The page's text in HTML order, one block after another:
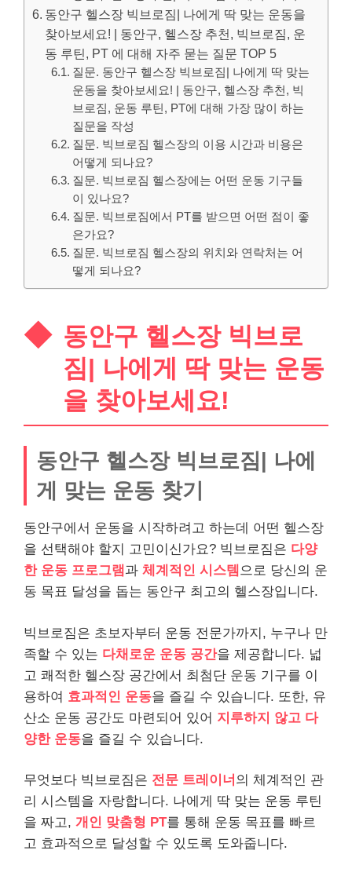
동안구 헬스장 빅브로짐| 나에게 딱 맞는 운동을
찾아보세요! | 동안구, 헬스장 추천, 빅브로짐, 운
동 루틴, PT 에 대해 자주 묻는 질문 TOP 5
질문. 동안구 헬스장 빅브로짐| 나에게 딱 맞는
운동을 찾아보세요! | 동안구, 헬스장 추천, 빅
브로짐, 운동 루틴, PT에 대해 가장 많이 하는
질문을 작성
질문. 빅브로짐 헬스장의 이용 시간과 비용은
어떻게 되나요?
질문. 빅브로짐 헬스장에는 어떤 운동 기구들
이 있나요?
질문. 빅브로짐에서 PT를 받으면 어떤 점이 좋
은가요?
질문. 빅브로짐 헬스장의 위치와 연락처는 어
떻게 되나요?
동안구 헬스장 빅브로
짐| 나에게 딱 맞는 운동
을 찾아보세요!
동안구 헬스장 빅브로짐| 나에
게 맞는 운동 찾기
동안구에서 운동을 시작하려고 하는데 어떤 헬스장
을 선택해야 할지 고민이신가요? 빅브로짐은 다양
한 운동 프로그램 과 체계적인 시스템 으로 당신의 운
동 목표 달성을 돕는 동안구 최고의 헬스장입니다.
빅브로짐은 초보자부터 운동 전문가까지, 누구나 만
족할 수 있는 다채로운 운동 공간을 제공합니다. 넓
고 쾌적한 헬스장 공간에서 최첨단 운동 기구를 이
용하여 효과적인 운동을 즐길 수 있습니다. 또한, 유
산소 운동 공간도 마련되어 있어 지루하지 않고 다
양한 운동을 즐길 수 있습니다.
무엇보다 빅브로짐은 전문 트레이너 의 체계적인 관
리 시스템을 자랑합니다. 나에게 딱 맞는 운동 루틴
을 짜고, 개인 맞춤형 PT를 통해 운동 목표를 빠르
고 효과적으로 달성할 수 있도록 도와줍니다.